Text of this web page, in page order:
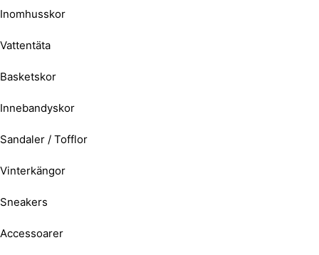
Inomhusskor
Vattentäta
Basketskor
Innebandyskor
Sandaler / Tofflor
Vinterkängor
Sneakers
Accessoarer